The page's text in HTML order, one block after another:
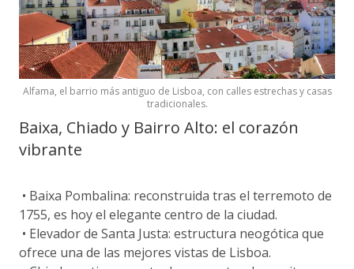
Alfama, el barrio más antiguo de Lisboa, con calles estrechas y casas
tradicionales.
Baixa, Chiado y Bairro Alto: el corazón
vibrante
• Baixa Pombalina: reconstruida tras el terremoto de
1755, es hoy el elegante centro de la ciudad.
• Elevador de Santa Justa: estructura neogótica que
ofrece una de las mejores vistas de Lisboa.